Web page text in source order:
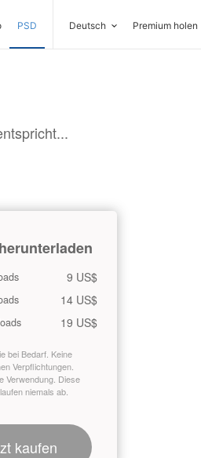
PSD Deutsch Premium holen
9 US$
14 US$
19 US$
bei Bedarf. Keine
Verpflichtungen.
Verwendung. Diese
niemals ab.
kaufen